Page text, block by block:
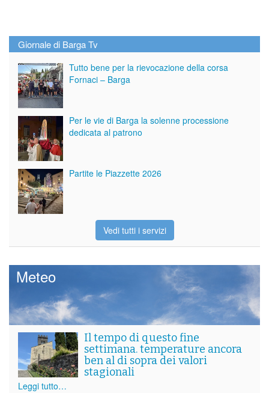
Giornale di Barga Tv
Tutto bene per la rievocazione della corsa
Fornaci – Barga
Per le vie di Barga la solenne processione
dedicata al patrono
Partite le Piazzette 2026
Vedi tutti i servizi
Meteo
Il tempo di questo fine
settimana. temperature ancora
ben al di sopra dei valori
stagionali
Leggi tutto…